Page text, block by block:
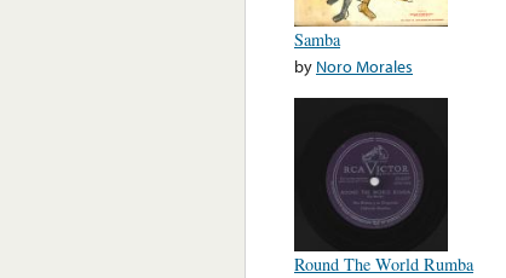
Samba
by Noro Morales
Round The World Rumba